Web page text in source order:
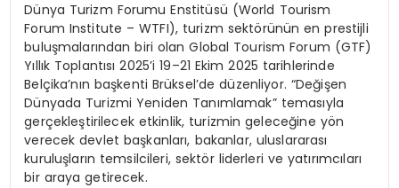
Dünya Turizm Forumu Enstitüsü (World Tourism
Forum Institute – WTFI), turizm sektörünün en prestijli
buluşmalarından biri olan Global Tourism Forum (GTF)
Yıllık Toplantısı 2025’i 19–21 Ekim 2025 tarihlerinde
Belçika’nın başkenti Brüksel’de düzenliyor. “Değişen
Dünyada Turizmi Yeniden Tanımlamak” temasıyla
gerçekleştirilecek etkinlik, turizmin geleceğine yön
verecek devlet başkanları, bakanlar, uluslararası
kuruluşların temsilcileri, sektör liderleri ve yatırımcıları
bir araya getirecek.